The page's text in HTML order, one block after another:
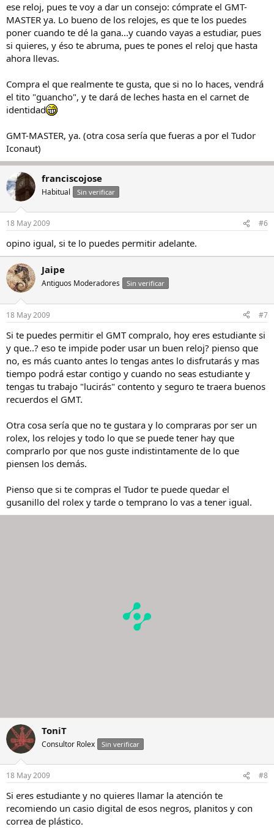
ese reloj, pues te voy a dar un consejo: cómprate el GMT-
MASTER ya. Lo bueno de los relojes, es que te los puedes
poner cuando te dé la gana...y cuando vayas a estudiar, pues
si quieres, y éso te abruma, pues te pones el reloj que hasta
ahora llevas.
Compra el que realmente te gusta, que si no lo haces, vendrá
el tito "guancho", y te dará de leches hasta en el carnet de
identidad
GMT-MASTER, ya. (otra cosa sería que fueras a por el Tudor
Iconaut)
franciscojose
Habitual Sin verificar
18 May 2009 #6
opino igual, si te lo puedes permitir adelante.
Jaipe
Antiguos Moderadores Sin verificar
18 May 2009 #7
Si te puedes permitir el GMT compralo, hoy eres estudiante si
y que..? eso te impide poder usar un buen reloj? pienso que
no, es más cuanto antes lo tengas antes lo disfrutarás y mas
tiempo podrá estar contigo y cuando no seas estudiante y
tengas tu trabajo "lucirás" contento y seguro te traera buenos
recuerdos el GMT.
Otra cosa sería que no te gustara y lo compraras por ser un
rolex, los relojes y todo lo que se puede tener hay que
comprarlo por que nos guste indistintamente de lo que
piensen los demás.
Pienso que si te compras el Tudor te puede quedar el
gusanillo del rolex y tarde o temprano lo vas a tener igual.
ToniT
Consultor Rolex Sin verificar
18 May 2009 #8
Si eres estudiante y no quieres llamar la atención te
recomiendo un casio digital de esos negros, planitos y con
correa de plástico.